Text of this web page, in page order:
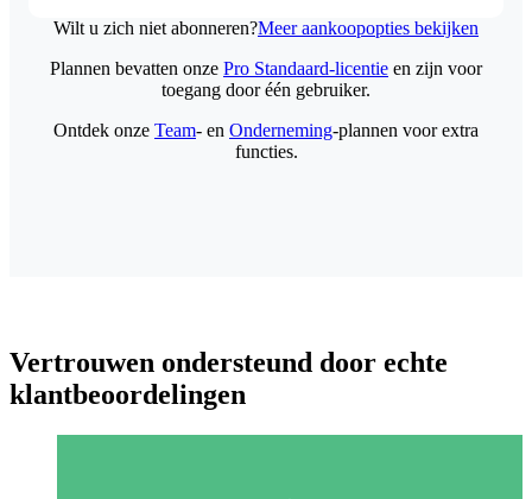
Wilt u zich niet abonneren?Meer aankoopopties bekijken
Plannen bevatten onze Pro Standaard-licentie en zijn voor
toegang door één gebruiker.
Ontdek onze Team- en Onderneming-plannen voor extra
functies.
Vertrouwen ondersteund door echte
klantbeoordelingen